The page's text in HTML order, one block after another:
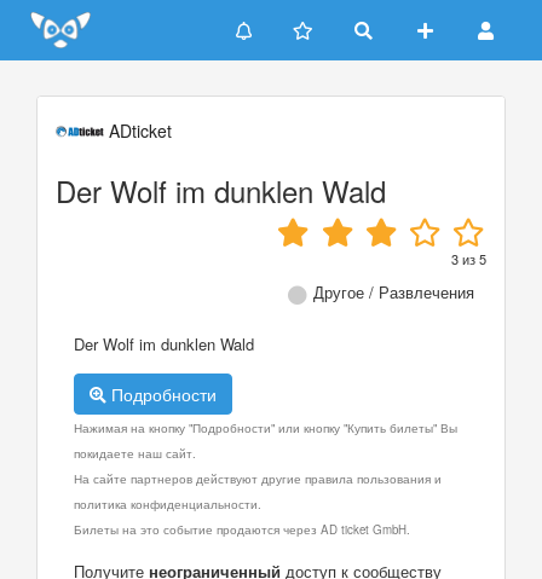
Update cookies preferences
ADticket
Der Wolf im dunklen Wald
3из5
Другое / Развлечения
Der Wolf im dunklen Wald
Подробности
Нажимая на кнопку "Подробности" или кнопку "Купить билеты" Вы
покидаете наш сайт.
На сайте партнеров действуют другие правила пользования и
политика конфиденциальности.
Билеты на это событие продаются через AD ticket GmbH.
Получите неограниченный доступ к сообществу